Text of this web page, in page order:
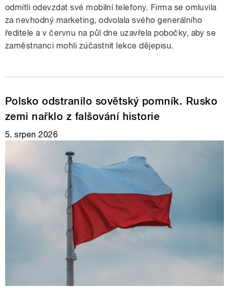
odmítli odevzdat své mobilní telefony. Firma se omluvila
za nevhodný marketing, odvolala svého generálního
ředitele a v červnu na půl dne uzavřela pobočky, aby se
zaměstnanci mohli zúčastnit lekce dějepisu.
Polsko odstranilo sovětský pomník. Rusko
zemi nařklo z falšování historie
5. srpen 2026